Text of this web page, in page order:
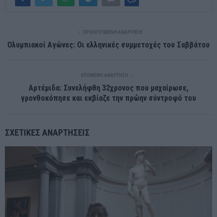
ΠΡΟΗΓΟΎΜΕΝΗ ΑΝΆΡΤΗΣΗ
Ολυμπιακοί Αγώνες: Οι ελληνικές συμμετοχές του Σαββάτου
ΕΠΌΜΕΝΗ ΑΝΆΡΤΗΣΗ
Αρτέμιδα: Συνελήφθη 32χρονος που μαχαίρωσε,
γρονθοκόπησε και εκβίαζε την πρώην σύντροφό του
ΣΧΕΤΙΚΈΣ ΑΝΑΡΤΉΣΕΙΣ